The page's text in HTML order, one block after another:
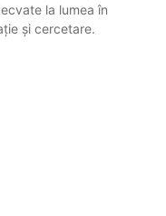
la lumea în
și cercetare.